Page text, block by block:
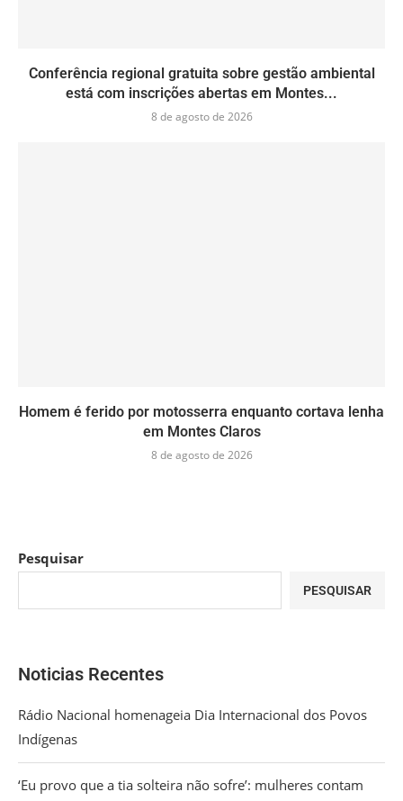
Conferência regional gratuita sobre gestão ambiental
está com inscrições abertas em Montes...
8 de agosto de 2026
Homem é ferido por motosserra enquanto cortava lenha
em Montes Claros
8 de agosto de 2026
Pesquisar
PESQUISAR
Noticias Recentes
Rádio Nacional homenageia Dia Internacional dos Povos
Indígenas
‘Eu provo que a tia solteira não sofre’: mulheres contam